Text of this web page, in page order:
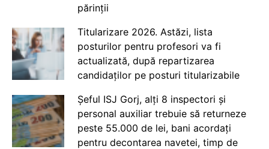
părinții
Titularizare 2026. Astăzi, lista
posturilor pentru profesori va fi
actualizată, după repartizarea
candidaților pe posturi titularizabile
Șeful ISJ Gorj, alți 8 inspectori și
personal auxiliar trebuie să returneze
peste 55.000 de lei, bani acordați
pentru decontarea navetei, timp de